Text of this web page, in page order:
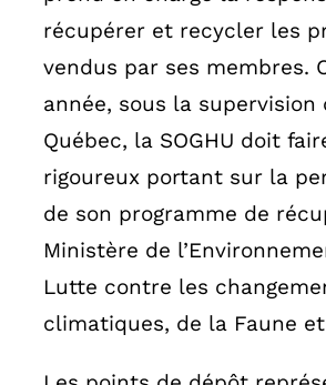
récupérer et recycler les
vendus par ses membres.
année, sous la supervision
Québec, la SOGHU doit
rigoureux portant sur la
de son programme de
Ministère de
Lutte contre les
climatiques, de la Faune